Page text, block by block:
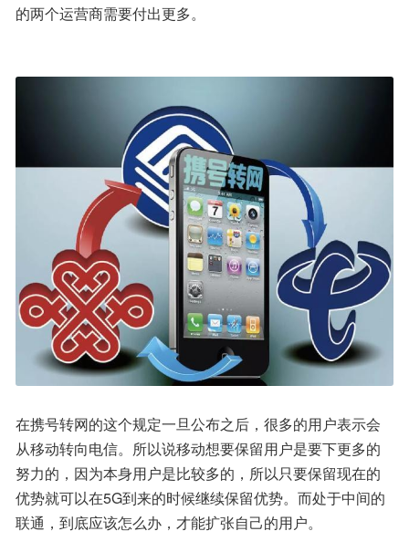
的两个运营商需要付出更多。
在携号转网的这个规定一旦公布之后，很多的用户表示会
从移动转向电信。所以说移动想要保留用户是要下更多的
努力的，因为本身用户是比较多的，所以只要保留现在的
优势就可以在5G到来的时候继续保留优势。而处于中间的
联通，到底应该怎么办，才能扩张自己的用户。